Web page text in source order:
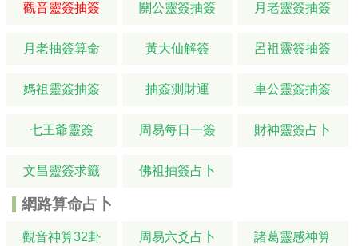
觀音靈簽抽簽 關公靈簽抽簽 月老靈簽抽簽
月老抽簽算命 黃大仙解簽 呂祖靈簽抽簽
媽祖靈簽抽簽 抽簽測財運 車公靈簽抽簽
七王爺靈簽 周易每日一簽 財神靈簽占卜
文昌靈簽求籤 佛祖抽簽占卜
網路算命占卜
觀音神算32卦 周易六爻占卜 諸葛靈感神算